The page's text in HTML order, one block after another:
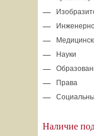
Науки
Права
Наличие